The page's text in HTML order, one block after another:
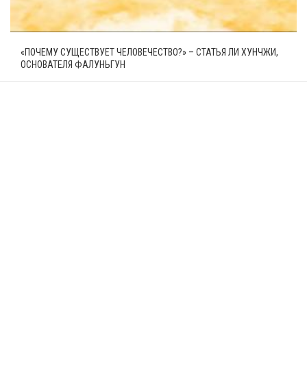
«ПОЧЕМУ СУЩЕСТВУЕТ ЧЕЛОВЕЧЕСТВО?» – СТАТЬЯ ЛИ ХУНЧЖИ,
ОСНОВАТЕЛЯ ФАЛУНЬГУН